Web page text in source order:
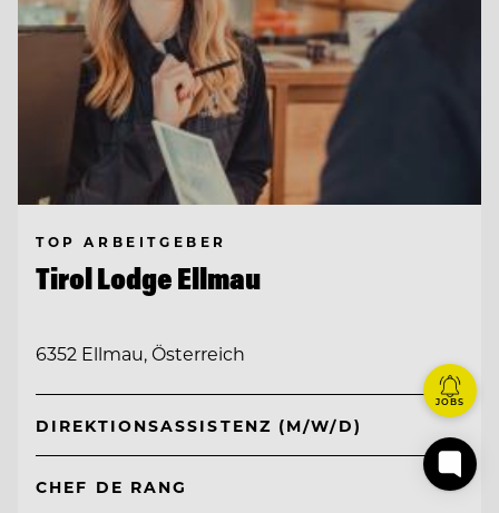
TOP ARBEITGEBER
Tirol Lodge Ellmau
6352 Ellmau, Österreich
DIREKTIONSASSISTENZ (M/W/D)
CHEF DE RANG
JOBS